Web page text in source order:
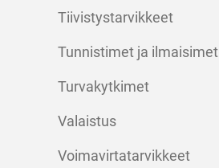
Tiivistystarvikkeet
Tunnistimet ja ilmaisimet
Turvakytkimet
Valaistus
Voimavirtatarvikkeet